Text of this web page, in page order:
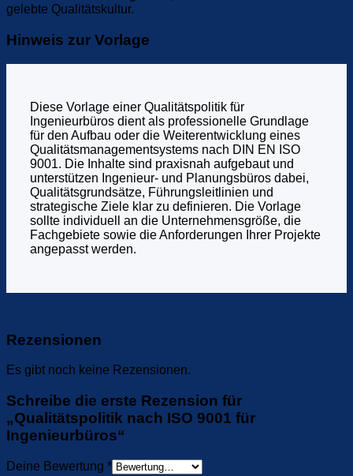
gelebte Qualitätskultur.
Hinweis zur Vorlage
Diese Vorlage einer Qualitätspolitik für
Ingenieurbüros dient als professionelle Grundlage
für den Aufbau oder die Weiterentwicklung eines
Qualitätsmanagementsystems nach DIN EN ISO
9001. Die Inhalte sind praxisnah aufgebaut und
unterstützen Ingenieur- und Planungsbüros dabei,
Qualitätsgrundsätze, Führungsleitlinien und
strategische Ziele klar zu definieren. Die Vorlage
sollte individuell an die Unternehmensgröße, die
Fachgebiete sowie die Anforderungen Ihrer Projekte
angepasst werden.
Rezensionen
Es gibt noch keine Rezensionen.
Schreibe die erste Rezension für
„Qualitätspolitik nach ISO 9001 für
Ingenieurbüros“
Deine Bewertung *